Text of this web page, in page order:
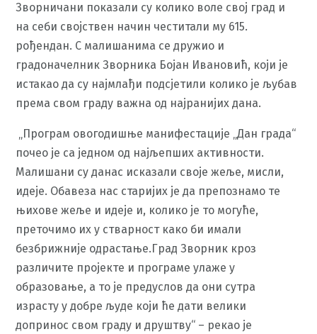
Зворничани показали су колико воле свој град и
на себи својствен начин честитали му 615.
рођендан. С малишанима се дружио и
градоначелник Зворника Бојан Ивановић, који је
истакао да су најмлађи подсјетили колико је љубав
према свом граду важна од најранијих дана.
„Програм овогодишње манифестације „Дан града“
почео је са једном од најљепших активности.
Малишани су данас исказали своје жеље, мисли,
идеје. Обавеза нас старијих је да препознамо те
њихове жеље и идеје и, колико је то могуће,
преточимо их у стварност како би имали
безбрижније одрастање.Град Зворник кроз
различите пројекте и програме улаже у
образовање, а то је предуслов да они сутра
израсту у добре људе који ће дати велики
допринос свом граду и друштву“ – рекао је